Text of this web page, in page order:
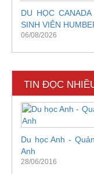
DU HỌC
SINH VIÊN
06/08/2026
TIN ĐỌC
Du học Anh -
Anh
28/06/2016